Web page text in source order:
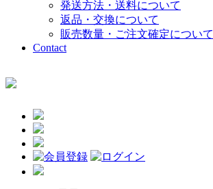
発送方法・送料について
返品・交換について
販売数量・ご注文確定について
Contact